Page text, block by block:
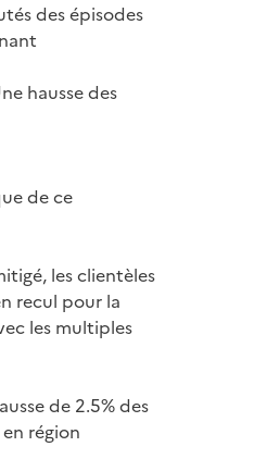
des épisodes
hausse des
de ce
les clientèles
recul pour la
les multiples
de 2.5% des
région